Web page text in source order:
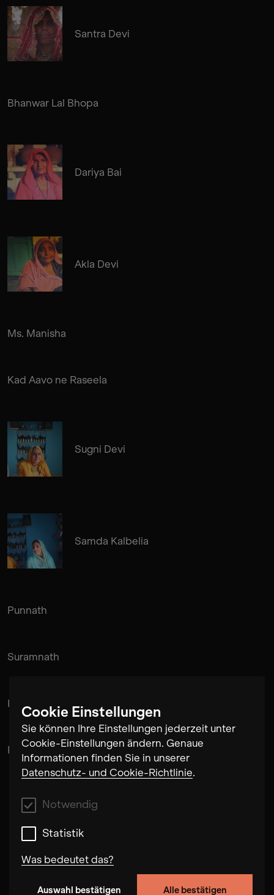
Cookie Einstellungen
Sie können Ihre Einstellungen jederzeit unter
Cookie-Einstellungen ändern. Genaue
Informationen finden Sie in unserer
Datenschutz- und Cookie-Richtlinie.
Notwendig
Statistik
Was bedeutet das?
Auswahl bestätigen Alle bestätigen
Santra Devi
Bhanwar Lal Bhopa
Dariya Bai
Akla Devi
Ms. Manisha
Kad Aavo ne Raseela
Sugni Devi
Samda Kalbelia
Punnath
Suramnath
Kishan Hadi
Pintu Padihar